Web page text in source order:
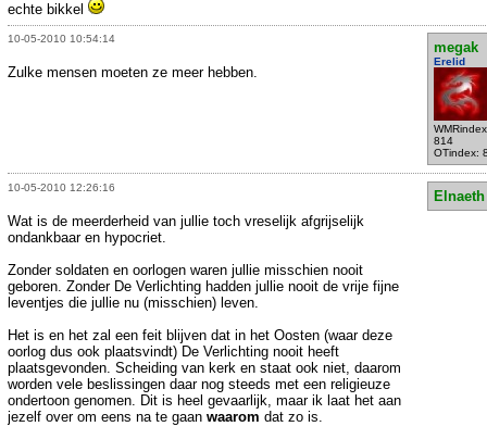
echte bikkel
10-05-2010 10:54:14
megak
Erelid
814
OTindex:
Zulke mensen moeten ze meer hebben.
10-05-2010 12:26:16
Elnaeth
Wat is de meerderheid van jullie toch vreselijk afgrijselijk
ondankbaar en hypocriet.
Zonder soldaten en oorlogen waren jullie misschien nooit
geboren. Zonder De Verlichting hadden jullie nooit de vrije fijne
leventjes die jullie nu (misschien) leven.
Het is en het zal een feit blijven dat in het Oosten (waar deze
oorlog dus ook plaatsvindt) De Verlichting nooit heeft
plaatsgevonden. Scheiding van kerk en staat ook niet, daarom
worden vele beslissingen daar nog steeds met een religieuze
ondertoon genomen. Dit is heel gevaarlijk, maar ik laat het aan
jezelf over om eens na te gaan waarom dat zo is.